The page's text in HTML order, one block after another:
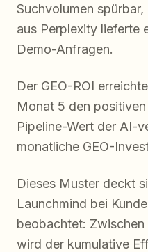
Suchvolumen
aus Perplexity lieferte
Demo-Anfragen.
Der GEO-ROI
Monat 5 den
Pipeline-Wert der AI-
monatliche GEO-
Dieses Muster deckt
Launchmind bei
beobachtet:
wird der kumulative